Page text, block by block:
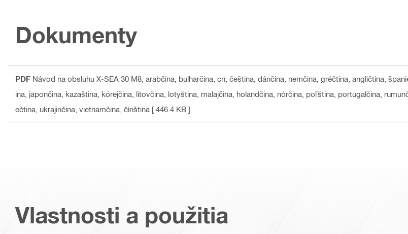
Dokumenty
PDF Návod na obsluhu X-SEA 30 M8 , arabčina, bulharčina, cn, čeština, dánčina, nemčina, gréčtina, angličtina,
ina, japončina, kazaština, kórejčina, litovčina, lotyština, malajčina, holandčina, nórčina, poľština, portugalčina,
ečtina, ukrajinčina, vietnamčina, čínština [ 446.4 KB ]
Vlastnosti a použitia